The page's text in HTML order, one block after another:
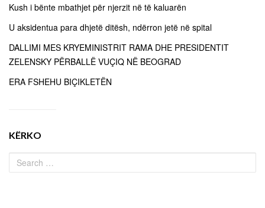
Kush i bënte mbathjet për njerzit në të kaluarën
U aksidentua para dhjetë ditësh, ndërron jetë në spital
DALLIMI MES KRYEMINISTRIT RAMA DHE PRESIDENTIT
ZELENSKY PËRBALLË VUÇIQ NË BEOGRAD
ERA FSHEHU BIÇIKLETËN
KËRKO